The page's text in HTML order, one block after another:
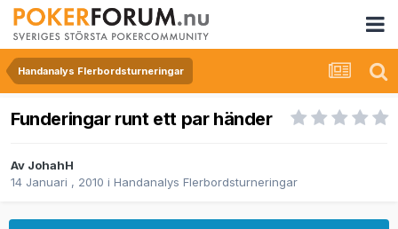
Handanalys Flerbordsturneringar
Funderingar runt ett par händer
Av JohahH
14 Januari , 2010 i Handanalys Flerbordsturneringar